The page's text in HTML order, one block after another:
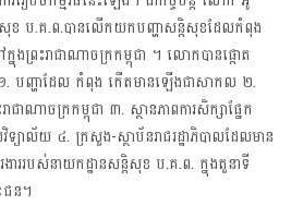
តិសុខ ប.គ.ព.បានលើកយកបញ្ហាសន្តិសុខដែលកំពុង
នុងព្រះរាជាណាចក្រកម្ពុជា ។ លោកបានផ្តោត
បញ្ហាដែល កំពុង កើតមានឡើងជាសាកល ២.
ាណាចក្រកម្ពុជា ៣. ស្ថានភាពការសិក្សាផ្នែក
យាល័យ ៤. ក្រសួង-ស្ថាប័នរាជរដ្ឋាភិបាលដែលមាន
ាររបស់នាយកដ្ឋានសន្តិសុខ ប.គ.ព. ក្នុងតួនាទី
ជន។